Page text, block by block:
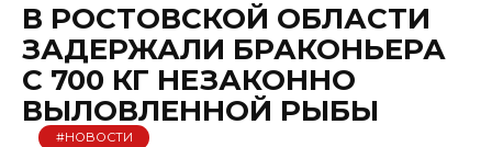
В РОСТОВСКОЙ ОБЛАСТИ
ЗАДЕРЖАЛИ БРАКОНЬЕРА
С 700 КГ НЕЗАКОННО
ВЫЛОВЛЕННОЙ РЫБЫ
#НОВОСТИ